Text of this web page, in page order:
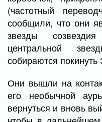
(частотный
сообщили, что они
звезды
центральной
собираются
Они вышли на
его необычной
вернуться и вновь